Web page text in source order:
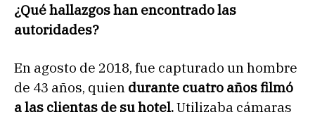
¿Qué hallazgos han encontrado las
autoridades?
En agosto de 2018, fue capturado un hombre
de 43 años, quien durante cuatro años filmó
a las clientas de su hotel.Utilizaba cámaras